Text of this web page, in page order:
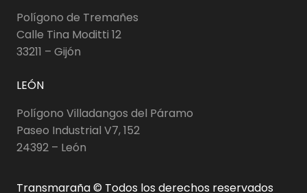
Polígono de Tremañes
Calle Tina Moditti 12
33211 – Gijón
LEÓN
Polígono Villadangos del Páramo
Paseo Industrial V7, 152
24392 – León
Transmaraña © Todos los derechos reservados